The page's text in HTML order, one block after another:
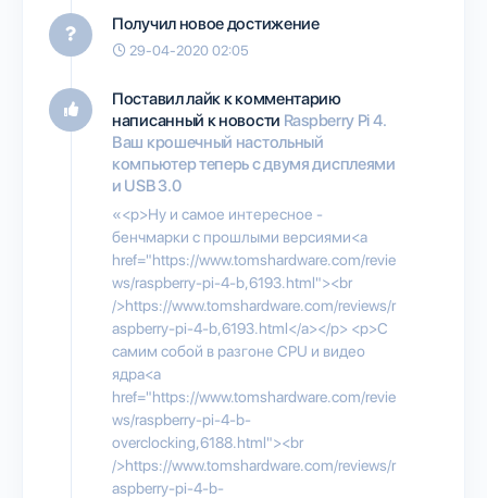
Получил новое достижение
29-04-2020 02:05
Поставил лайк к комментарию
написанный к новости Raspberry Pi 4.
Ваш крошечный настольный
компьютер теперь с двумя дисплеями
и USB 3.0
«<p>Ну и самое интересное -
бенчмарки с прошлыми версиями<a
href="https://www.tomshardware.com/revie
ws/raspberry-pi-4-b,6193.html"><br
/>https://www.tomshardware.com/reviews/r
aspberry-pi-4-b,6193.html</a></p> <p>С
самим собой в разгоне CPU и видео
ядра<a
href="https://www.tomshardware.com/revie
ws/raspberry-pi-4-b-
overclocking,6188.html"><br
/>https://www.tomshardware.com/reviews/r
aspberry-pi-4-b-